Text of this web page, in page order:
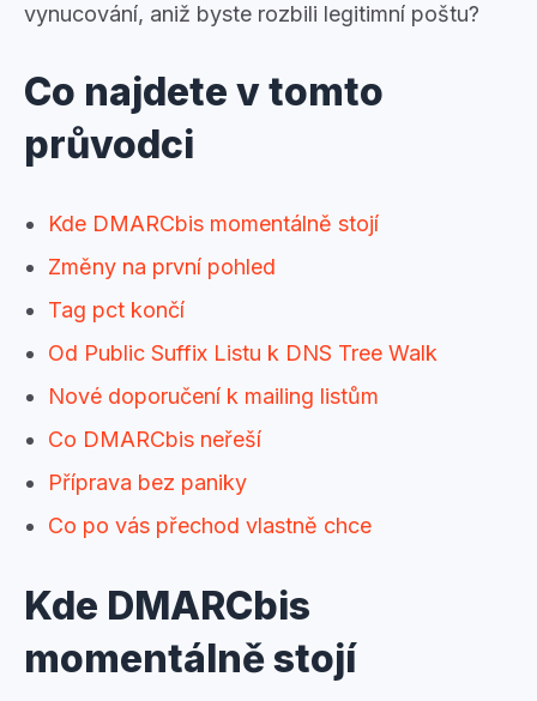
vynucování, aniž byste rozbili legitimní poštu?
Co najdete v tomto
průvodci
Kde DMARCbis momentálně stojí
Změny na první pohled
Tag pct končí
Od Public Suffix Listu k DNS Tree Walk
Nové doporučení k mailing listům
Co DMARCbis neřeší
Příprava bez paniky
Co po vás přechod vlastně chce
Kde DMARCbis
momentálně stojí